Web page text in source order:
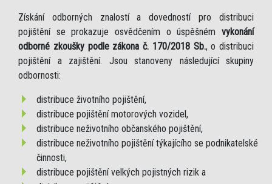
Získání odborných znalostí a dovedností pro distribuci
pojištění se prokazuje osvědčením o úspěšném vykonání
odborné zkoušky podle zákona č. 170/2018 Sb., o distribuci
pojištění a zajištění. Jsou stanoveny následující skupiny
odbornosti:
distribuce životního pojištění,
distribuce pojištění motorových vozidel,
distribuce neživotního občanského pojištění,
distribuce neživotního pojištění týkajícího se podnikatelské
činnosti,
distribuce pojištění velkých pojistných rizik a